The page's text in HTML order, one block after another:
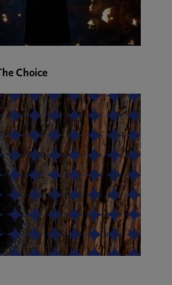
Choice